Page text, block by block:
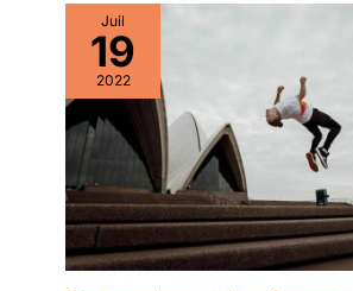
Juil
19
2022